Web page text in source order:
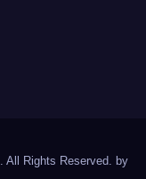
All Rights Reserved. by